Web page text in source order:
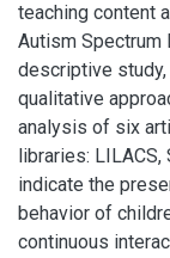
teaching content
Autism Spectrum
descriptive
qualitative
analysis of six
libraries:
indicate the
behavior of
continuous